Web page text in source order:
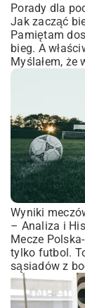
Porady dla
Jak zacząć
Pamiętam
bieg. A
Myślałem, że
Wyniki
– Analiza i
Mecze
tylko futbol.
sąsiadów z